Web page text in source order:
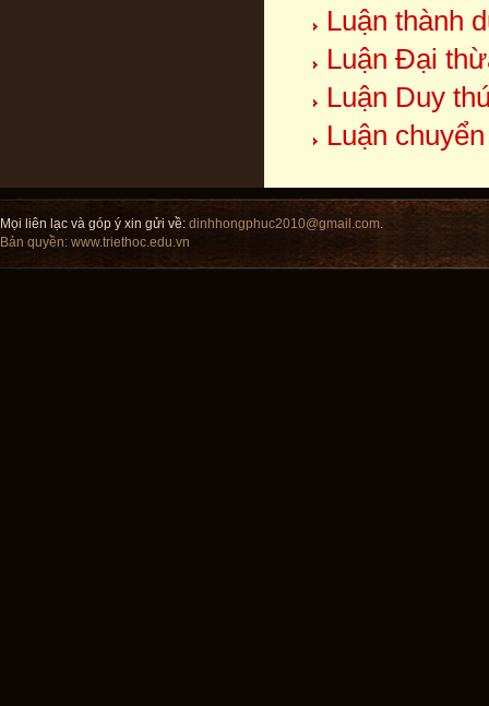
Luận thành
Luận Đại
Luận Duy
Luận
Mọi liên lạc và góp ý xin gửi về: dinhhongphuc2010@gmail.com.
Bản quyền: www.triethoc.edu.vn